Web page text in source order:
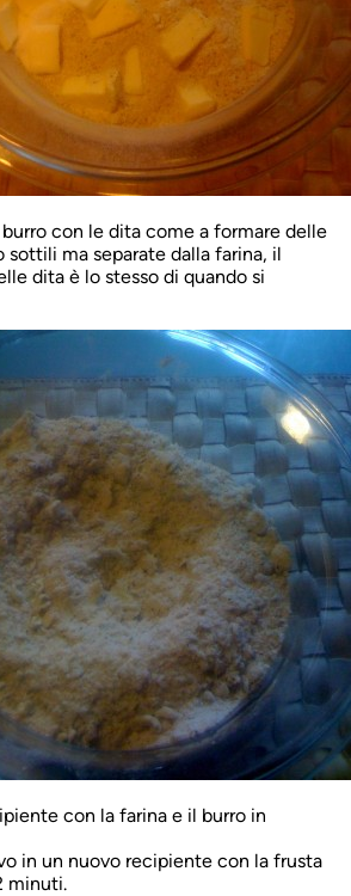
con le dita come a formare delle
sottili ma separate dalla farina, il
dita è lo stesso di quando si
con la farina e il burro in
in un nuovo recipiente con la frusta
minuti.